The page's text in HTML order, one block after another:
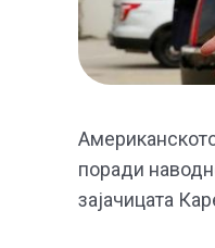
поради
зајачицата